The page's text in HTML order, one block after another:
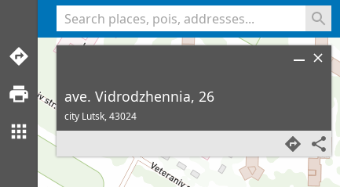
ave. Vidrodzhennia, 26
city Lutsk,43024
<% console.log(hcard) %>